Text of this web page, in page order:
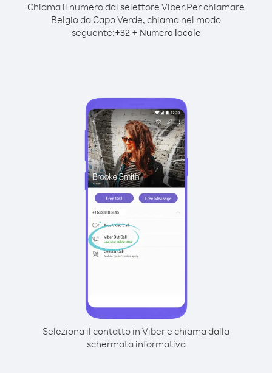
Chiama il numero dal selettore Viber.Per chiamare
Belgio da Capo Verde, chiama nel modo
seguente:+32 + Numero locale
Seleziona il contatto in Viber e chiama dalla
schermata informativa